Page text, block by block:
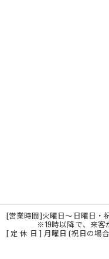
[営業時間]火曜日～日曜日・
※19時以降で、来客が無
[ 定 休 日 ] 月曜日 (祝日の場